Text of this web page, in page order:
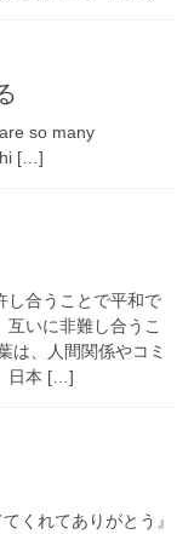
so many
[…]
し合うことで平和で
いに非難し合うこ
は、人間関係やコミ
日本 […]
れてありがとう』